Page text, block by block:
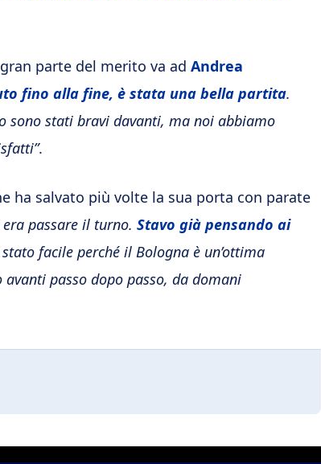
parte del merito va ad Andrea
fino alla fine, è stata una bella partita.
sono stati bravi davanti, ma noi abbiamo
.
ha salvato più volte la sua porta con parate
passare il turno. Stavo già pensando ai
facile perché il Bologna è un’ottima
passo dopo passo, da domani